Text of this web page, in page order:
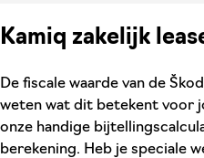
Kamiq zakelijk
De fiscale waarde van de
weten wat dit betekent voor
onze handige
berekening. Heb je speciale